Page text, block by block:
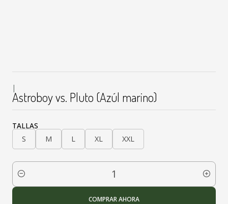
|
Astroboy vs. Pluto (Azúl marino)
TALLAS
S
M L XL XXL
Cantidad
COMPRAR AHORA